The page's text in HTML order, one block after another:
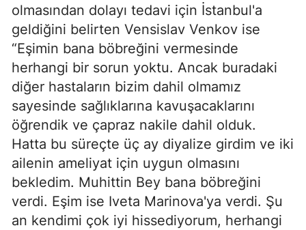
olmasından dolayı tedavi için İstanbul'a
geldiğini belirten Vensislav Venkov ise
“Eşimin bana böbreğini vermesinde
herhangi bir sorun yoktu. Ancak buradaki
diğer hastaların bizim dahil olmamız
sayesinde sağlıklarına kavuşacaklarını
öğrendik ve çapraz nakile dahil olduk.
Hatta bu süreçte üç ay diyalize girdim ve iki
ailenin ameliyat için uygun olmasını
bekledim. Muhittin Bey bana böbreğini
verdi. Eşim ise Iveta Marinova'ya verdi. Şu
an kendimi çok iyi hissediyorum, herhangi